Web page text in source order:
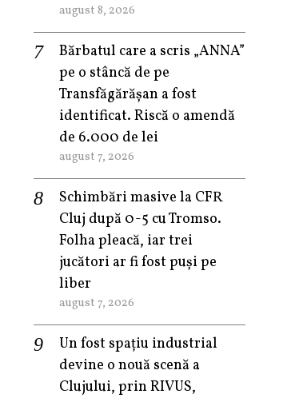
august 8, 2026
Bărbatul care a scris „ANNA”
pe o stâncă de pe
Transfăgărășan a fost
identificat. Riscă o amendă
de 6.000 de lei
august 7, 2026
Schimbări masive la CFR
Cluj după 0-5 cu Tromso.
Folha pleacă, iar trei
jucători ar fi fost puși pe
liber
august 7, 2026
Un fost spațiu industrial
devine o nouă scenă a
Clujului, prin RIVUS,